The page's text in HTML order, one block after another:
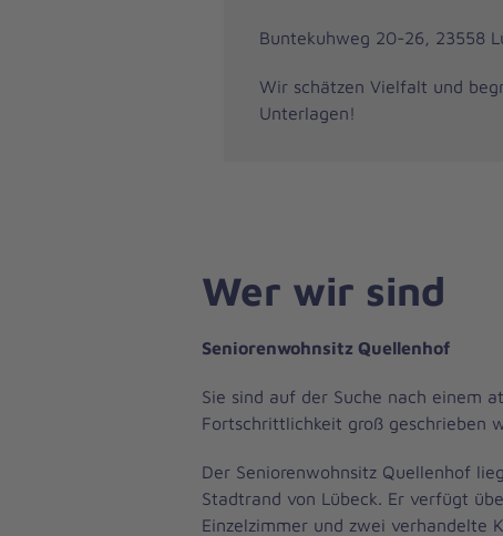
Buntekuhweg 20-26, 23558
Wir schätzen Vielfalt und
Unterlagen!
Wer wir sind
Seniorenwohnsitz Quellenhof
Sie sind auf der Suche nach einem
Fortschrittlichkeit groß geschrieben
Der Seniorenwohnsitz Quellenhof
Stadtrand von Lübeck. Er verfügt
Einzelzimmer und zwei verhandelte